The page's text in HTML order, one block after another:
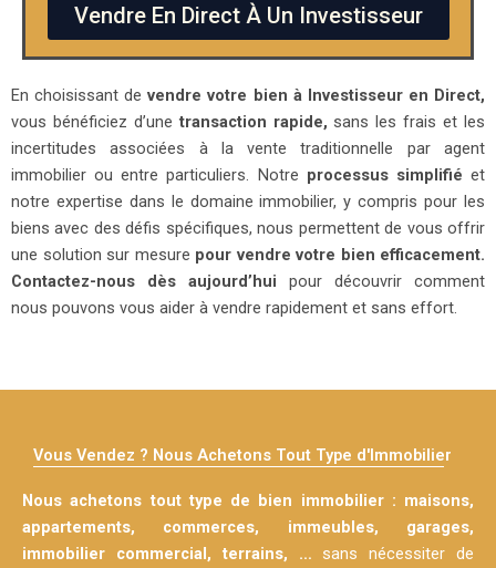
Vendre En Direct À Un Investisseur
En choisissant devendre votre bien à Investisseur en Direct,
vous bénéficiez d’une transaction rapide, sans les frais et les
incertitudes associées à la vente traditionnelle par agent
immobilier ou entre particuliers. Notre processus simplifié et
notre expertise dans le domaine immobilier, y compris pour les
biens avec des défis spécifiques, nous permettent de vous offrir
une solution sur mesure pour vendre votre bien efficacement.
Contactez-nous dès aujourd’hui pour découvrir comment
nous pouvons vous aider à vendre rapidement et sans effort.
Vous Vendez ? Nous Achetons Tout Type d'Immobilier
Nous achetons tout type de bien immobilier : maisons,
appartements, commerces, immeubles, garages,
immobilier commercial, terrains, … sans nécessiter de